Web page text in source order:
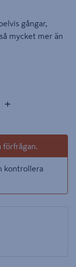
gångar,
mycket mer än
+
kontrollera